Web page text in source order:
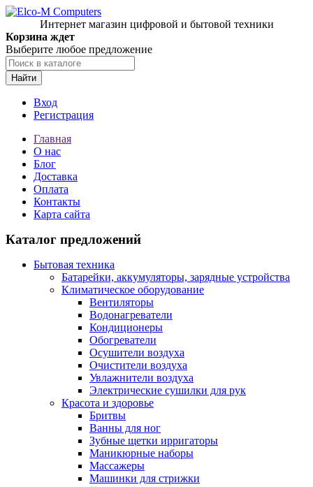
Интернет магазин цифровой и бытовой техники
Корзина ждет
Выберите любое предложение
Найти
Вход
Регистрация
Главная
О нас
Блог
Доставка
Оплата
Контакты
Карта сайта
Каталог предложений
Бытовая техника
Батарейки, аккумуляторы, зарядные устройства
Климатическое оборудование
Вентиляторы
Водонагреватели
Кондиционеры
Обогреватели
Осушители воздуха
Очистители воздуха
Увлажнители воздуха
Электрические сушилки для рук
Красота и здоровье
Бритвы
Ванны для ног
Зубные щетки ирригаторы
Маникюрные наборы
Массажеры
Машинки для стрижки